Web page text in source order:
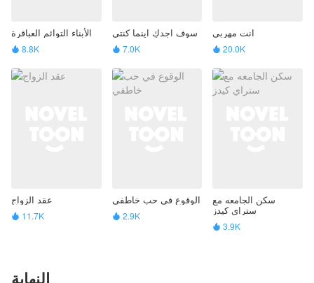
الأبناء التوائم العباقرة
 8.8K
سوف اجدكِ اينما كنتي
 7.0K
انت مهربي
 20.0K
عقد الزواج
 11.7K
الوقوع في حب خاطفي
 2.9K
سكن الجامعه مع
ستراي كيدز
 3.9K
النهاية